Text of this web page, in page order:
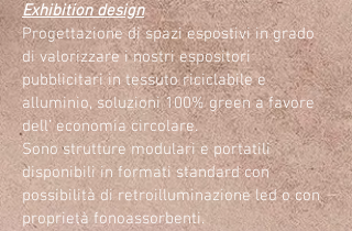
Exhibition design
Progettazione di spazi espostivi in grado
di valorizzare i nostri espositori
pubblicitari in tessuto riciclabile e
alluminio, soluzioni 100% green a favore
dell’ economia circolare.
Sono strutture modulari e portatili
disponibili in formati standard con
possibilità di retroilluminazione led o con
proprietà fonoassorbenti.